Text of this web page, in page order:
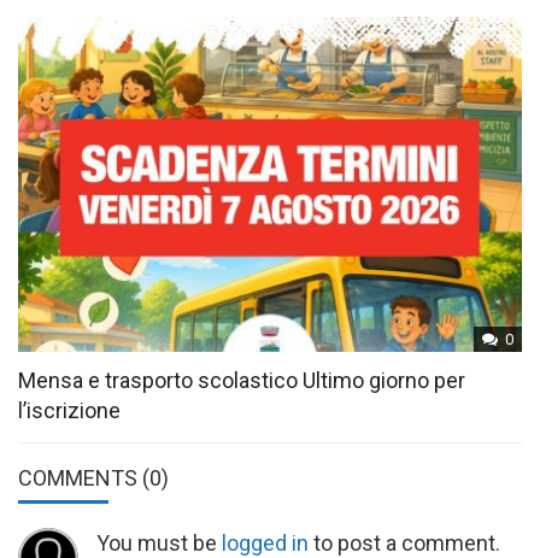
0
Mensa e trasporto scolastico Ultimo giorno per
l’iscrizione
COMMENTS (0)
You must be logged in to post a comment.